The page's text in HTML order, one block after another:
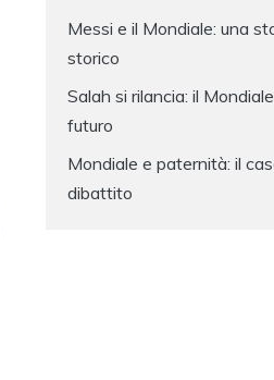
Messi e il Mondiale: una
storico
Salah si rilancia: il
futuro
Mondiale e paternità: il
dibattito